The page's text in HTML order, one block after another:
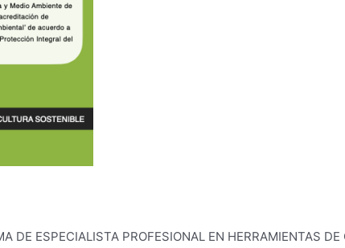
ESPECIALISTA PROFESIONAL EN HERRAMIENTAS DE